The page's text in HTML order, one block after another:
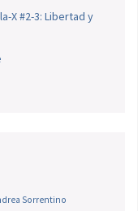
X #2-3: Libertad y
Sorrentino